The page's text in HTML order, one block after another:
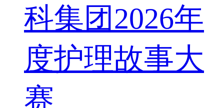
科集团2026年
度护理故事大
赛